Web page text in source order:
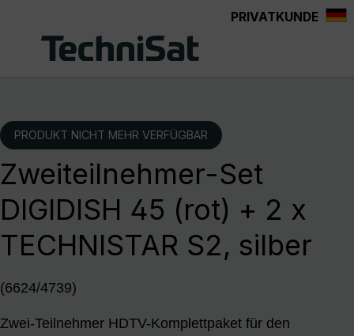
PRIVATKUNDE
PRODUKT NICHT MEHR VERFÜGBAR
Zweiteilnehmer-Set
DIGIDISH 45 (rot) + 2 x
TECHNISTAR S2, silber
(6624/4739)
Zwei-Teilnehmer HDTV-Komplettpaket für den